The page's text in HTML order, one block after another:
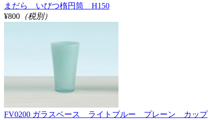
まだら いびつ楕円筒 H150
¥800 （税別）
FV0200 ガラスベース ライトブルー プレーン カップ